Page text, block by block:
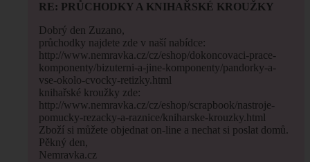
RE: PRŮCHODKY A KNIHAŘSKÉ KROUŽKY
Dobrý den Zuzano,
průchodky najdete zde v naší nabídce:
http://www.nemravka.cz/cz/eshop/dokoncovaci-prace-
komponenty/bizuterni-a-jine-komponenty/pandorky-a-
vse-okolo-cvocky-retizky.html
knihařské kroužky zde:
http://www.nemravka.cz/cz/eshop/scrapbook/nastroje-
pomucky-rezacky-a-raznice/kniharske-krouzky.html
Zboží si můžete objednat on-line a nechat si poslat domů.
Pěkný den,
Nemravka.cz